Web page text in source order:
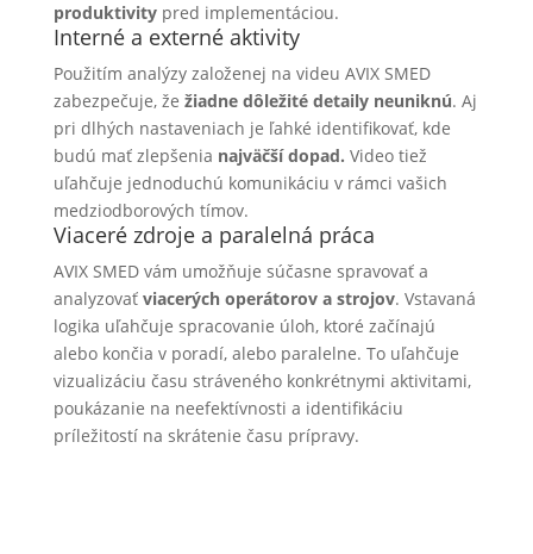
produktivitypred implementáciou.
Interné a externé aktivity
Použitím analýzy založenej na videu AVIX SMED
zabezpečuje, že žiadne dôležité detaily neuniknú. Aj
pri dlhých nastaveniach je ľahké identifikovať, kde
budú mať zlepšenia najväčší dopad. Video tiež
uľahčuje jednoduchú komunikáciu v rámci vašich
medziodborových tímov.
Viaceré zdroje a paralelná práca
AVIX SMED vám umožňuje súčasne spravovať a
analyzovať viacerých operátorov a strojov. Vstavaná
logika uľahčuje spracovanie úloh, ktoré začínajú
alebo končia v poradí, alebo paralelne. To uľahčuje
vizualizáciu času stráveného konkrétnymi aktivitami,
poukázanie na neefektívnosti a identifikáciu
príležitostí na skrátenie času prípravy.